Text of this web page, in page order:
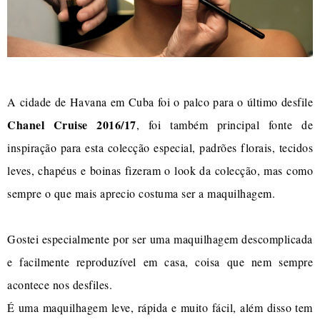
A cidade de Havana em Cuba foi o palco para o último desfile
Chanel Cruise 2016/17, foi também principal fonte de
inspiração para esta colecção especial, padrões florais, tecidos
leves, chapéus e boinas fizeram o look da colecção, mas como
sempre o que mais aprecio costuma ser a maquilhagem.
Gostei especialmente por ser uma maquilhagem descomplicada
e facilmente reproduzível em casa, coisa que nem sempre
acontece nos desfiles.
É uma maquilhagem leve, rápida e muito fácil, além disso tem